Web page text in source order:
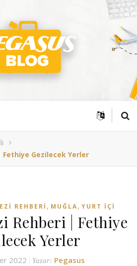
Gezilecek Yerler
REHBERI , MUĞLA, YURT İÇI
Rehberi | Fethiye
Yerler
2022 Yazar: Pegasus